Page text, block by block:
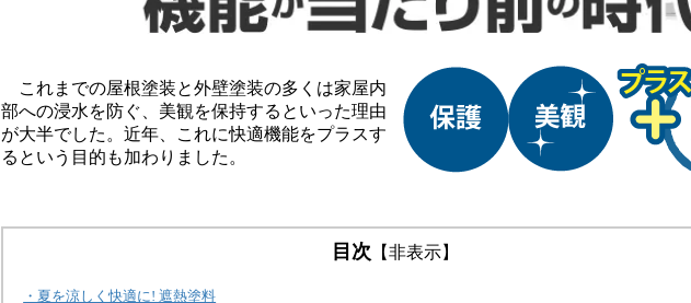
これまでの屋根塗装と外壁塗装の多くは家屋内
部への浸水を防ぐ、美観を保持するといった理由
が大半でした。近年、これに快適機能をプラスす
るという目的も加わりました。
目次 【非表示】
・夏を涼しく快適に! 遮熱塗料